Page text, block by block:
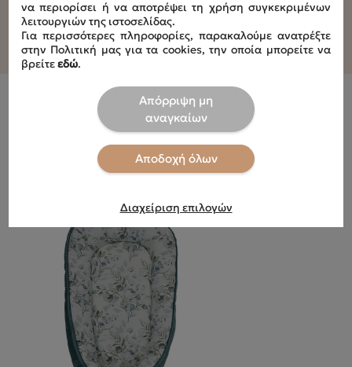
Είδατε Πρόσφατα
να περιορίσει ή να αποτρέψει τη χρήση συγκεκριμένων
λειτουργιών της ιστοσελίδας.
Για περισσότερες πληροφορίες, παρακαλούμε ανατρέξτε
στην Πολιτική μας για τα cookies, την οποία μπορείτε να
βρείτεεδώ.
Απόρριψη μη
αναγκαίων
Αποδοχή όλων
Διαχείριση επιλογών